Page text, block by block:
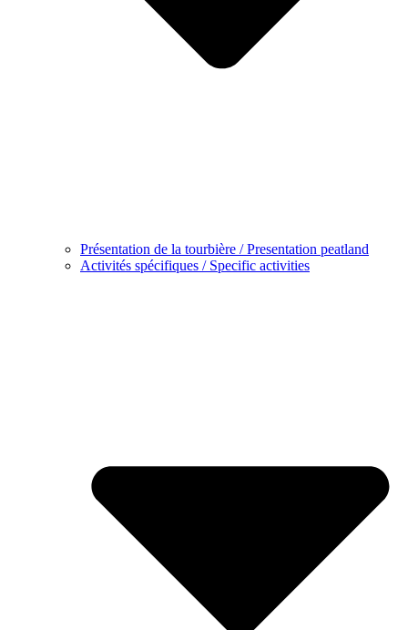
Présentation de la tourbière / Presentation peatland
Activités spécifiques / Specific activities